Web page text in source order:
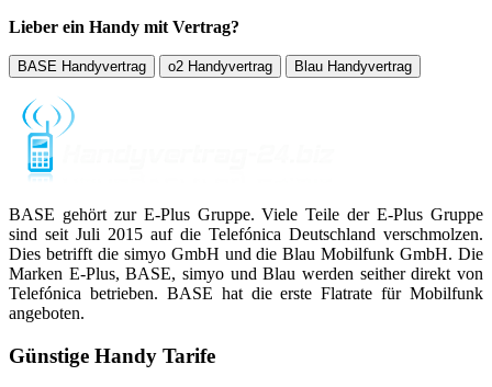
Lieber ein Handy mit Vertrag?
BASE Handyvertrag o2 Handyvertrag Blau Handyvertrag
BASE gehört zur E-Plus Gruppe. Viele Teile der E-Plus Gruppe
sind seit Juli 2015 auf die Telefónica Deutschland verschmolzen.
Dies betrifft die simyo GmbH und die Blau Mobilfunk GmbH. Die
Marken E-Plus, BASE, simyo und Blau werden seither direkt von
Telefónica betrieben. BASE hat die erste Flatrate für Mobilfunk
angeboten.
Günstige Handy Tarife